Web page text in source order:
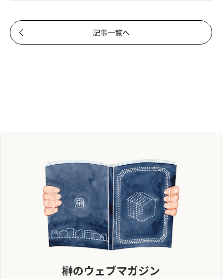
記事一覧へ
榊のウェブマガジン